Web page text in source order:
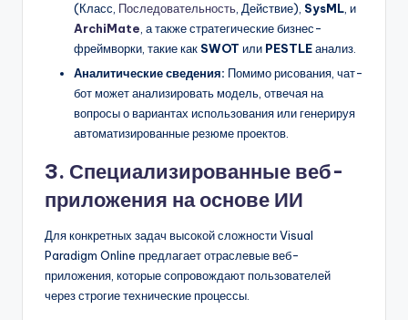
(Класс, Последовательность , Действие), SysML , и
ArchiMate , а также стратегические бизнес-
фреймворки, такие как SWOT или PESTLEанализ.
Аналитические сведения: Помимо рисования, чат-
бот может анализировать модель, отвечая на
вопросы о вариантах использования или генерируя
автоматизированные резюме проектов.
3. Специализированные веб-
приложения на основе ИИ
Для конкретных задач высокой сложности Visual
Paradigm Online предлагает отраслевые веб-
приложения, которые сопровождают пользователей
через строгие технические процессы.